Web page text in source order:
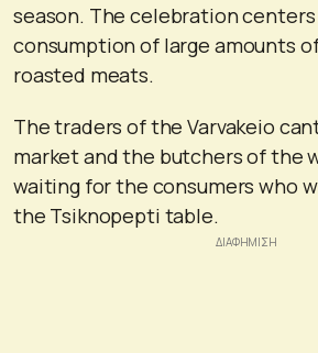
season. The celebration
consumption of large amounts
roasted meats.
The traders of the Varvakeio
market and the butchers of the
waiting for the consumers who
the Tsiknopepti table.